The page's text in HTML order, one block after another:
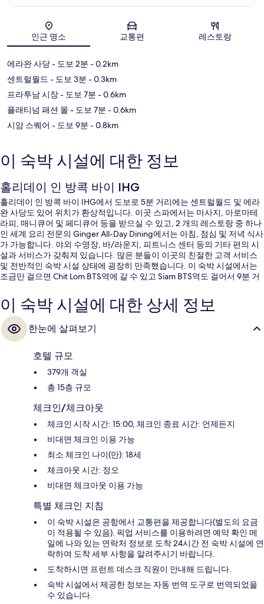
지도
인근 명소 교통편 레스토랑
에라완 사당- 도보 2분 - 0.2km
센트럴월드 - 도보 3분 - 0.3km
프라투남 시장- 도보 7분 - 0.6km
플래티넘 패션 몰 - 도보 7분 - 0.6km
시암 스퀘어 - 도보 9분 - 0.8km
이 숙박 시설에 대한 정보
홀리데이 인 방콕 바이 IHG
홀리데이 인 방콕 바이 IHG에서 도보로 5분 거리에는 센트럴월드 및 에라
완 사당도 있어 위치가 환상적입니다. 이곳 스파에서는 마사지, 아로마테
라피, 매니큐어 및 페디큐어 등을 받으실 수 있고, 2 개의 레스토랑 중 하나
인 세계 요리 전문의 Ginger All-Day Dining에서는 아침, 점심 및 저녁 식사
가 가능합니다. 야외 수영장, 바/라운지, 피트니스 센터 등의 기타 편의 시
설과 서비스가 갖춰져 있습니다. 많은 분들이 이곳의 친절한 고객 서비스
및 전반적인 숙박 시설 상태에 굉장히 만족했습니다. 이 숙박 시설에서는
조금만 걸으면 Chit Lom BTS역에 갈 수 있고 Siam BTS역도 걸어서 9분 거
이 숙박 시설에 대한 상세 정보
한눈에 살펴보기
호텔 규모
379개 객실
총 15층 규모
체크인/체크아웃
체크인 시작 시간: 15:00, 체크인 종료 시간: 언제든지
비대면 체크인 이용 가능
최소 체크인 나이(만): 18세
체크아웃 시간: 정오
비대면 체크아웃 이용 가능
특별 체크인 지침
이 숙박 시설은 공항에서 교통편을 제공합니다(별도의 요금
이 적용될 수 있음). 픽업 서비스를 이용하려면 예약 확인 메
일에 나와 있는 연락처 정보로 도착 24시간 전 숙박 시설에 연
락하여 도착 세부 사항을 알려주시기 바랍니다.
도착하시면 프런트 데스크 직원이 안내해 드립니다.
숙박 시설에서 제공한 정보는 자동 번역 도구로 번역되었을
수 있습니다.